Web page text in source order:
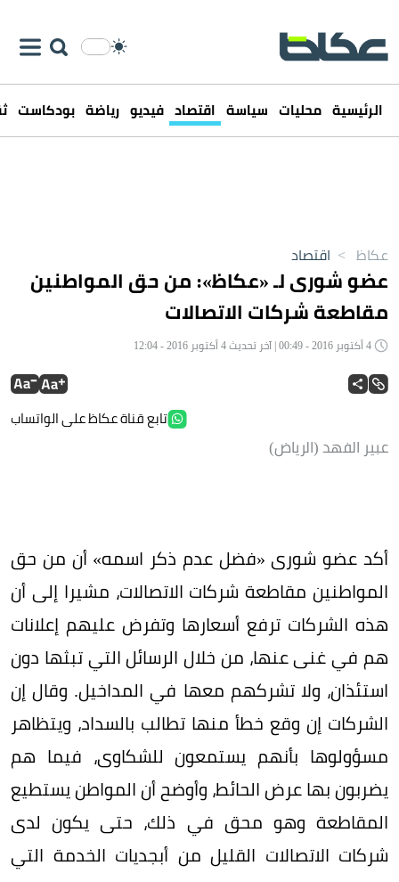
الرئيسية محليات سياسة اقتصاد فيديو رياضة بودكاست
عكاظ > اقتصاد
عضو شورى لـ «عكاظ»: من حق المواطنين
مقاطعة شركات الاتصالات
تابع قناة عكاظ على الواتساب
عبير الفهد (الرياض)
أكد عضو شورى «فضل عدم ذكر اسمه» أن من حق
المواطنين مقاطعة شركات الاتصالات، مشيرا إلى أن
هذه الشركات ترفع أسعارها وتفرض عليهم إعلانات
هم في غنى عنها، من خلال الرسائل التي تبثها دون
استئذان، ولا تشركهم معها في المداخيل. وقال إن
الشركات إن وقع خطأ منها تطالب بالسداد، ويتظاهر
مسؤولوها بأنهم يستمعون للشكاوى، فيما هم
يضربون بها عرض الحائط، وأوضح أن المواطن يستطيع
المقاطعة وهو محق في ذلك، حتى يكون لدى
شركات الاتصالات القليل من أبجديات الخدمة التي